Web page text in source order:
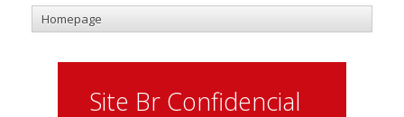
Site Br Confidencial